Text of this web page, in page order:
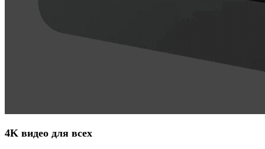
4K видео для всех